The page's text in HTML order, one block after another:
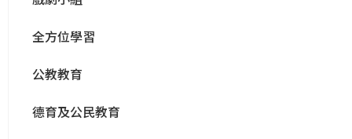
全方位學習
公教教育
德育及公民教育